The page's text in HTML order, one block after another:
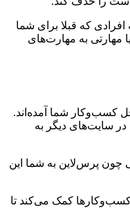
که قبلا برای شما
مهارتی به مهارت‌های
کسب‌وکار شما آمده‌اند.
در سایت‌های دیگر به
چون پرس‌لاین به شما این
کسب‌وکارها کمک می‌کند تا